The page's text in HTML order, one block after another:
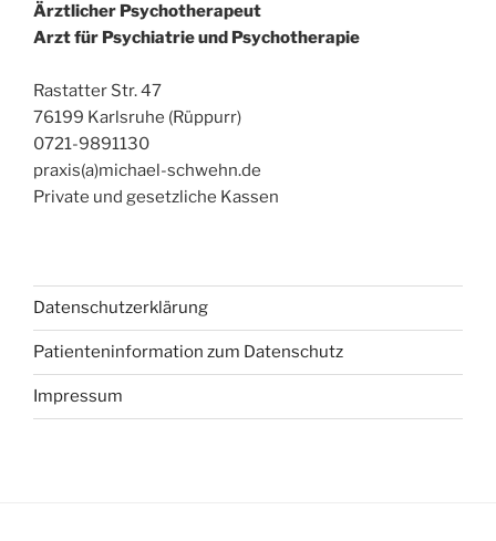
Ärztlicher Psychotherapeut
Arzt für Psychiatrie und Psychotherapie
Rastatter Str. 47
76199 Karlsruhe (Rüppurr)
0721-9891130
praxis(a)michael-schwehn.de
Private und gesetzliche Kassen
Datenschutzerklärung
Patienteninformation zum Datenschutz
Impressum